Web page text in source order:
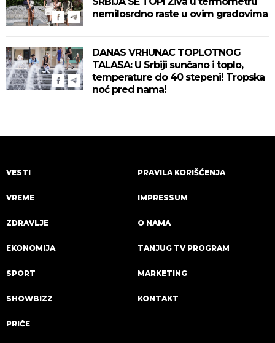
nemilosrdno raste u ovim gradovima
DANAS VRHUNAC TOPLOTNOG
TALASA: U Srbiji sunčano i toplo,
temperature do 40 stepeni! Tropska
noć pred nama!
VESTI
VREME
ZDRAVLJE
EKONOMIJA
SPORT
SHOWBIZZ
PRIČE
PRAVILA KORIŠĆENJA
IMPRESSUM
O NAMA
TANJUG TV PROGRAM
MARKETING
KONTAKT